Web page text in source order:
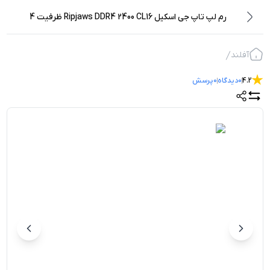
رم لپ تاپ جی اسکیل Ripjaws DDR4 2400 CL16 ظرفیت 4
آفلند
4.2
0دیدگاه0پرسش